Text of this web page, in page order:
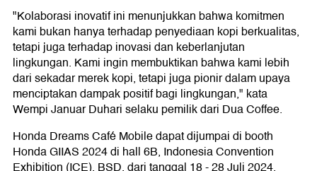
"Kolaborasi inovatif ini menunjukkan bahwa komitmen
kami bukan hanya terhadap penyediaan kopi berkualitas,
tetapi juga terhadap inovasi dan keberlanjutan
lingkungan. Kami ingin membuktikan bahwa kami lebih
dari sekadar merek kopi, tetapi juga pionir dalam upaya
menciptakan dampak positif bagi lingkungan," kata
Wempi Januar Duhari selaku pemilik dari Dua Coffee.
Honda Dreams Café Mobile dapat dijumpai di booth
Honda GIIAS 2024 di hall 6B, Indonesia Convention